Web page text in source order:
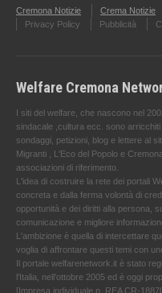
Cremona Notizie Crema Notizie
Privacy Policy
Pubblicità
Welfare Cremona
I siti del welfare, che nascono nel
sindacale ,cultura ecc. sono
sondaggi, petizioni, blog e lettere al
Migranti , L'Eco del Popolo e
associazioni di riferimento.
L'idea di costruire la rete dei portali
concreta e dalla ferma volontà di
opportunità e dei diritti alla persona,
comunicazione e migliore
L'ambizione è quella di intercettare
voglia di affrontare questi temi con
Il portale welfarenetwork.it è stato
l'Italia, nell’ottobre 2005 ed è oggi
[Impresa individuale n. REA CR-